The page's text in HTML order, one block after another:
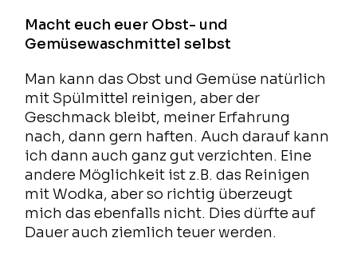
Macht euch euer Obst- und
Gemüsewaschmittel selbst
Man kann das Obst und Gemüse natürlich
mit Spülmittel reinigen, aber der
Geschmack bleibt, meiner Erfahrung
nach, dann gern haften. Auch darauf kann
ich dann auch ganz gut verzichten. Eine
andere Möglichkeit ist z.B. das Reinigen
mit Wodka, aber so richtig überzeugt
mich das ebenfalls nicht. Dies dürfte auf
Dauer auch ziemlich teuer werden.